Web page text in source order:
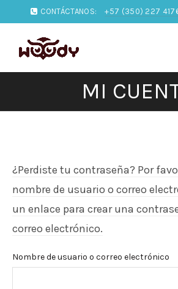
CONTÁCTANOS: +57 (350) 227
MI
¿Perdiste tu contraseña? Por
nombre de usuario o correo
un enlace para crear una
correo electrónico.
Nombre de usuario o correo electrónico